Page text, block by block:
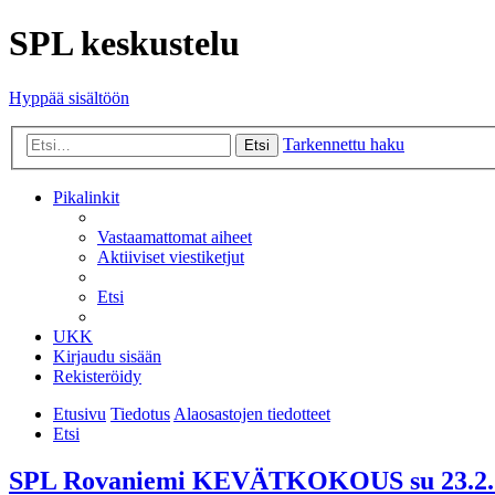
SPL keskustelu
Hyppää sisältöön
Etsi Tarkennettu haku
Pikalinkit
Vastaamattomat aiheet
Aktiiviset viestiketjut
Etsi
UKK
Kirjaudu sisään
Rekisteröidy
Etusivu TiedotusAlaosastojen tiedotteet
Etsi
SPL Rovaniemi KEVÄTKOKOUS su